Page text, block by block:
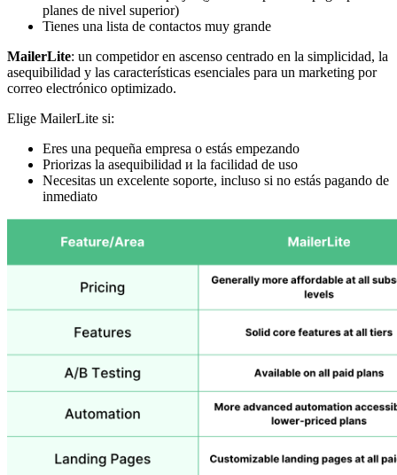
planes de nivel superior)
Tienes una lista de contactos muy grande
MailerLite: un competidor en ascenso centrado en la simplicidad, la
asequibilidad y las características esenciales para un marketing por
correo electrónico optimizado.
Elige MailerLite si:
Eres una pequeña empresa o estás empezando
Priorizas la asequibilidad и la facilidad de uso
Necesitas un excelente soporte, incluso si no estás pagando de
inmediato